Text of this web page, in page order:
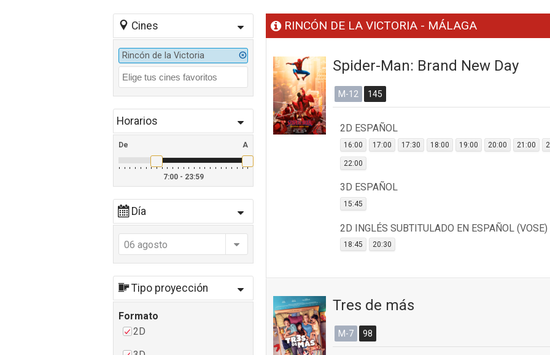
Cines
Rincón de la Victoria
Horarios
De A
7:00 - 23:59
Día
06 agosto
Tipo proyección
Formato
2D
RINCÓN DE LA VICTORIA - MÁLAGA
Spider-Man: Brand New Day
M-12 145
2D ESPAÑOL
16:00 17:00 17:30 18:00 19:00 20:00 21:00
22:00
3D ESPAÑOL
15:45
2D INGLÉS SUBTITULADO EN ESPAÑOL (VOSE)
18:45 20:30
Tres de más
M-7 98